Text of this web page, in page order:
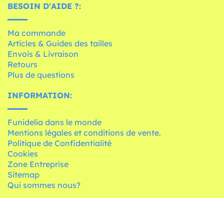
BESOIN D'AIDE ?:
Ma commande
Articles & Guides des tailles
Envois & Livraison
Retours
Plus de questions
INFORMATION:
Funidelia dans le monde
Mentions légales et conditions de vente.
Politique de Confidentialité
Cookies
Zone Entreprise
Sitemap
Qui sommes nous?